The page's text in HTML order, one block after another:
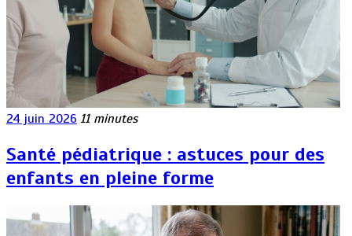
24 juin 2026 11 minutes
Santé pédiatrique : astuces pour des
enfants en pleine forme